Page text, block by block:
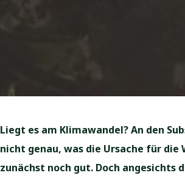
Liegt es am Klimawandel? An den
nicht genau, was die Ursache für die
zunächst noch gut. Doch angesichts